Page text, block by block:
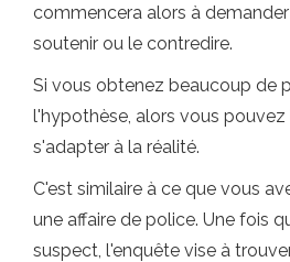
commencera alors à
soutenir ou le contredire.
Si vous obtenez beaucoup de
l'hypothèse, alors vous
s'adapter à la réalité.
C'est similaire à ce que vous
une affaire de police. Une fois
suspect, l'enquête vise à